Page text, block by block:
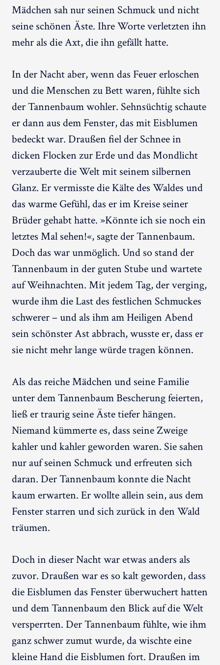
Mädchen sah nur seinen Schmuck und nicht
seine schönen Äste. Ihre Worte verletzten ihn
mehr als die Axt, die ihn gefällt hatte.
In der Nacht aber, wenn das Feuer erloschen
und die Menschen zu Bett waren, fühlte sich
der Tannenbaum wohler. Sehnsüchtig schaute
er dann aus dem Fenster, das mit Eisblumen
bedeckt war. Draußen fiel der Schnee in
dicken Flocken zur Erde und das Mondlicht
verzauberte die Welt mit seinem silbernen
Glanz. Er vermisste die Kälte des Waldes und
das warme Gefühl, das er im Kreise seiner
Brüder gehabt hatte. »Könnte ich sie noch ein
letztes Mal sehen!«, sagte der Tannenbaum.
Doch das war unmöglich. Und so stand der
Tannenbaum in der guten Stube und wartete
auf Weihnachten. Mit jedem Tag, der verging,
wurde ihm die Last des festlichen Schmuckes
schwerer – und als ihm am Heiligen Abend
sein schönster Ast abbrach, wusste er, dass er
sie nicht mehr lange würde tragen können.
Als das reiche Mädchen und seine Familie
unter dem Tannenbaum Bescherung feierten,
ließ er traurig seine Äste tiefer hängen.
Niemand kümmerte es, dass seine Zweige
kahler und kahler geworden waren. Sie sahen
nur auf seinen Schmuck und erfreuten sich
daran. Der Tannenbaum konnte die Nacht
kaum erwarten. Er wollte allein sein, aus dem
Fenster starren und sich zurück in den Wald
träumen.
Doch in dieser Nacht war etwas anders als
zuvor. Draußen war es so kalt geworden, dass
die Eisblumen das Fenster überwuchert hatten
und dem Tannenbaum den Blick auf die Welt
versperrten. Der Tannenbaum fühlte, wie ihm
ganz schwer zumut wurde, da wischte eine
kleine Hand die Eisblumen fort. Draußen im